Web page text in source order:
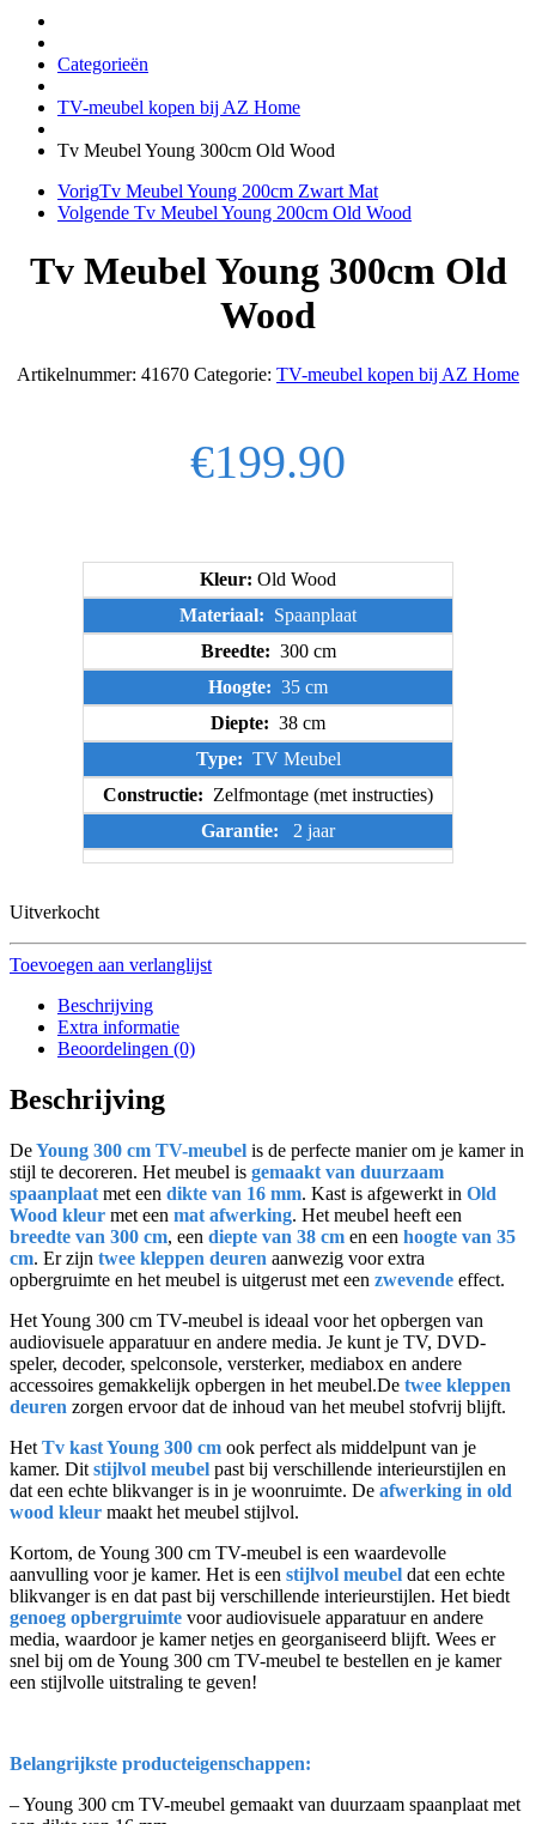
Categorieën
TV-meubel kopen bij AZ Home
Tv Meubel Young 300cm Old Wood
VorigTv Meubel Young 200cm Zwart Mat
Volgende Tv Meubel Young 200cm Old Wood
Tv Meubel Young 300cm Old
Wood
Artikelnummer: 41670 Categorie: TV-meubel kopen bij AZ Home
€199.90
Kleur: Old Wood
Materiaal: Spaanplaat
Breedte: 300 cm
Hoogte: 35 cm
Diepte: 38 cm
Type: TV Meubel
Constructie: Zelfmontage (met instructies)
Garantie: 2 jaar
Uitverkocht
Toevoegen aan verlanglijst
Beschrijving
Extra informatie
Beoordelingen (0)
Beschrijving
DeYoung 300 cm TV-meubel is de perfecte manier om je kamer in
stijl te decoreren. Het meubel is gemaakt van duurzaam
spaanplaat met een dikte van 16 mm. Kast is afgewerkt in Old
Wood kleur met een mat afwerking. Het meubel heeft een
breedte van 300 cm, een diepte van 38 cm en een hoogte van 35
cm. Er zijn twee kleppen deuren aanwezig voor extra
opbergruimte en het meubel is uitgerust met een zwevende effect.
Het Young 300 cm TV-meubel is ideaal voor het opbergen van
audiovisuele apparatuur en andere media. Je kunt je TV, DVD-
speler, decoder, spelconsole, versterker, mediabox en andere
accessoires gemakkelijk opbergen in het meubel.De twee kleppen
deuren zorgen ervoor dat de inhoud van het meubel stofvrij blijft.
Het Tv kast Young 300 cm ook perfect als middelpunt van je
kamer. Dit stijlvol meubel past bij verschillende interieurstijlen en
dat een echte blikvanger is in je woonruimte. De afwerking in old
wood kleur maakt het meubel stijlvol.
Kortom, de Young 300 cm TV-meubel is een waardevolle
aanvulling voor je kamer. Het is een stijlvol meubel dat een echte
blikvanger is en dat past bij verschillende interieurstijlen. Het biedt
genoeg opbergruimte voor audiovisuele apparatuur en andere
media, waardoor je kamer netjes en georganiseerd blijft. Wees er
snel bij om de Young 300 cm TV-meubel te bestellen en je kamer
een stijlvolle uitstraling te geven!
Belangrijkste producteigenschappen:
– Young 300 cm TV-meubel gemaakt van duurzaam spaanplaat met